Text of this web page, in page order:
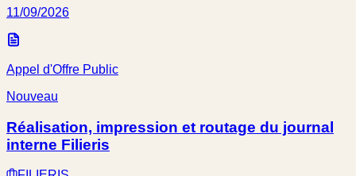
11/09/2026
Appel d'Offre Public
Nouveau
Réalisation, impression et routage du journal
interne Filieris